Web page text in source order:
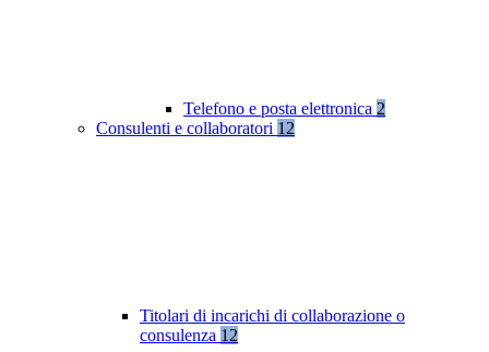
Telefono e posta elettronica 2
Consulenti e collaboratori 12
Titolari di incarichi di collaborazione o
consulenza 12